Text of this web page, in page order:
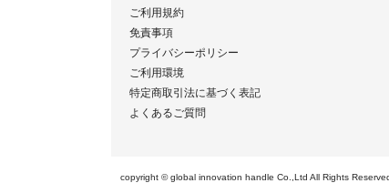
ご利用規約
免責事項
プライバシーポリシー
ご利用環境
特定商取引法に基づく表記
よくあるご質問
copyright © global innovation handle Co.,Ltd All Rights